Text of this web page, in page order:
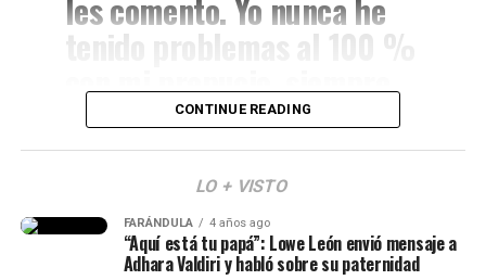
lapso de tiempo no siempre estuvieron juntos, y
#LIVEIncentiveProgram
#SideHustleLIVE #PaidPartnership #yinacalderonoficial
#julianacalderon ♬ sonido original – Julieth
sus proyectos, en lugar de centrar su energía en
hombres.
“Ese man la está usando
(…) Ese man no lo conocía
nadie en Colombia, esa
les comento. Yo nunca he
tenido problemas al 100 %
con mi prepucio, siempre
ha estado ahí parchado (…)
Yo tengo el frenillo… a
veces se raja cuando el
ajetreo es muy duro (…) A
veces quedo lastimado,
CONTINUE READING
LO + VISTO
FARÁNDULA 4 años ago
“Aquí está tu papá”: Lowe León envió mensaje a
Adhara Valdiri y habló sobre su paternidad